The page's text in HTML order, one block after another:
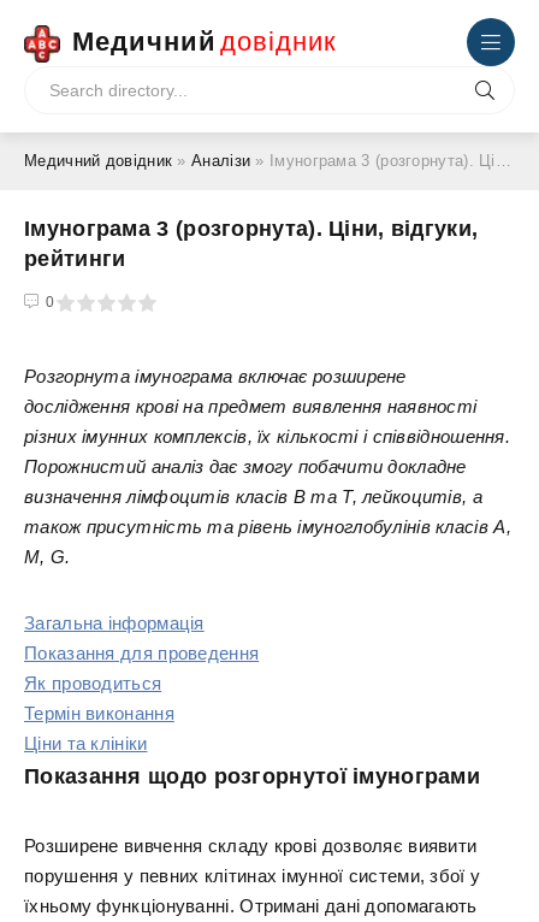
Медичний довідник
Медичний довідник »Аналізи » Імунограма 3 (розгорнута). Ціни, відгуки, рейтинги
Імунограма 3 (розгорнута). Ціни, відгуки,
рейтинги
0
5
Розгорнута імунограма включає розширене
дослідження крові на предмет виявлення наявності
різних імунних комплексів, їх кількості і співвідношення.
Порожнистий аналіз дає змогу побачити докладне
визначення лімфоцитів класів В та Т, лейкоцитів, а
також присутність та рівень імуноглобулінів класів А,
М, G.
Загальна інформація
Показання для проведення
Як проводиться
Термін виконання
Ціни та клініки
Показання щодо розгорнутої імунограми
Розширене вивчення складу крові дозволяє виявити
порушення у певних клітинах імунної системи, збої у
їхньому функціонуванні. Отримані дані допомагають